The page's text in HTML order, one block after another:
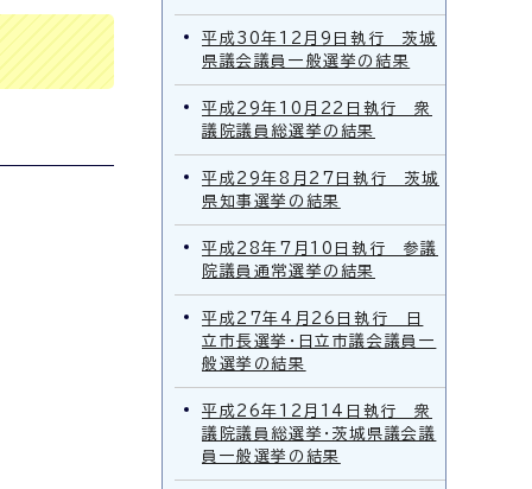
平成30年12月9日執行 茨城
県議会議員一般選挙の結果
平成29年10月22日執行 衆
議院議員総選挙の結果
平成29年8月27日執行 茨城
県知事選挙の結果
平成28年7月10日執行 参議
院議員通常選挙の結果
平成27年4月26日執行 日
立市長選挙・日立市議会議員一
般選挙の結果
平成26年12月14日執行 衆
議院議員総選挙・茨城県議会議
員一般選挙の結果